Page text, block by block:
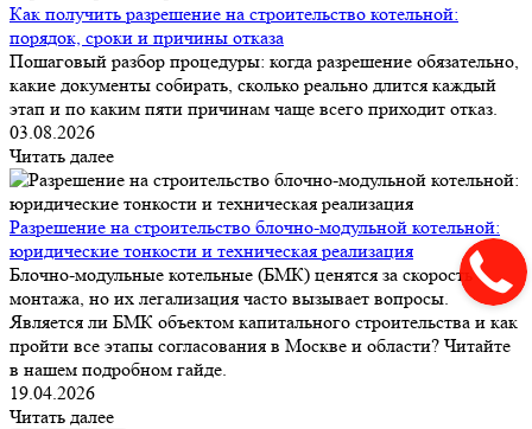
Как получить разрешение на строительство котельной:
порядок, сроки и причины отказа
Пошаговый разбор процедуры: когда разрешение обязательно,
какие документы собирать, сколько реально длится каждый
этап и по каким пяти причинам чаще всего приходит отказ.
03.08.2026
Читать далее
Разрешение на строительство блочно-модульной котельной:
юридические тонкости и техническая реализация
Блочно-модульные котельные (БМК) ценятся за скорость
монтажа, но их легализация часто вызывает вопросы.
Является ли БМК объектом капитального строительства и как
пройти все этапы согласования в Москве и области? Читайте
в нашем подробном гайде.
19.04.2026
Читать далее